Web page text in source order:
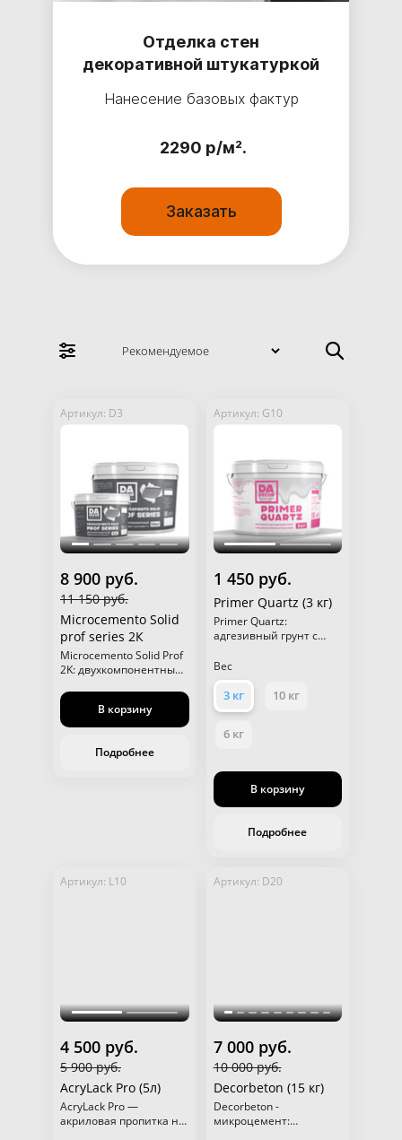
Отделка стен
декоративной штукатуркой
Нанесение базовых фактур
2290 р/м².
Заказать
Артикул: D3
8 900 руб.
11 150 руб.
Microcemento Solid
prof series 2К
Microcemento Solid Prof
2K: двухкомпонентный
идеально подходящий
как для стен так и для
полов.
В корзину
Подробнее
Артикул: G10
1 450 руб.
Primer Quartz (3 кг)
Primer Quartz:
адгезивный грунт с
интерьеров.
Вес
3 кг 10 кг
6 кг
В корзину
Подробнее
Артикул: L10
4 500 руб.
5 900 руб.
AcryLack Pro (5л)
AcryLack Pro —
акриловая пропитка на
Артикул: D20
7 000 руб.
10 000 руб.
Decorbeton (15 кг)
Decorbeton -
микроцемент: